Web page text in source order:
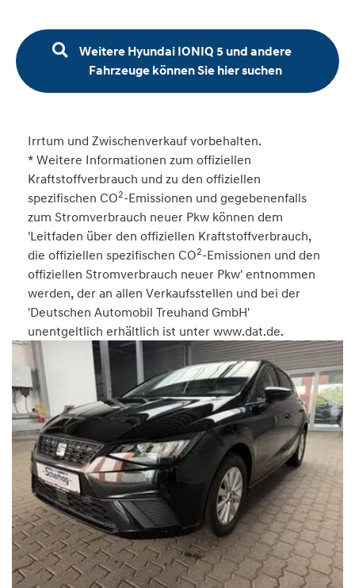
Weitere Hyundai IONIQ 5 und andere
Fahrzeuge können Sie hier suchen
Irrtum und Zwischenverkauf vorbehalten.
* Weitere Informationen zum offiziellen
Kraftstoffverbrauch und zu den offiziellen
spezifischen CO2-Emissionen und gegebenenfalls
zum Stromverbrauch neuer Pkw können dem
'Leitfaden über den offiziellen Kraftstoffverbrauch,
die offiziellen spezifischen CO2-Emissionen und den
offiziellen Stromverbrauch neuer Pkw' entnommen
werden, der an allen Verkaufsstellen und bei der
'Deutschen Automobil Treuhand GmbH'
unentgeltlich erhältlich ist unter www.dat.de.